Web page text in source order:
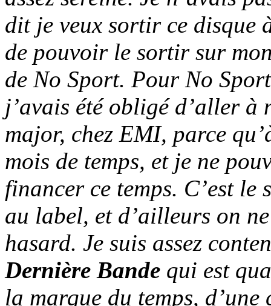
dit je veux sortir ce disque
de pouvoir le sortir sur
de No Sport. Pour No Sport
j’avais été obligé d’aller à
major, chez EMI, parce
mois de temps, et je ne
financer ce temps. C’est
au label, et d’ailleurs on
hasard. Je suis assez
Dernière Bande qui est
la marque du temps,